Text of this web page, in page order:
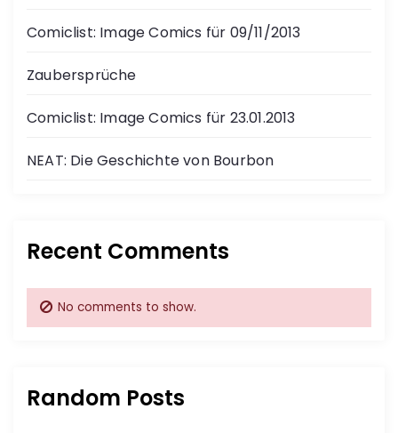
Comiclist: Image Comics für 09/11/2013
Zaubersprüche
Comiclist: Image Comics für 23.01.2013
NEAT: Die Geschichte von Bourbon
Recent Comments
No comments to show.
Random Posts